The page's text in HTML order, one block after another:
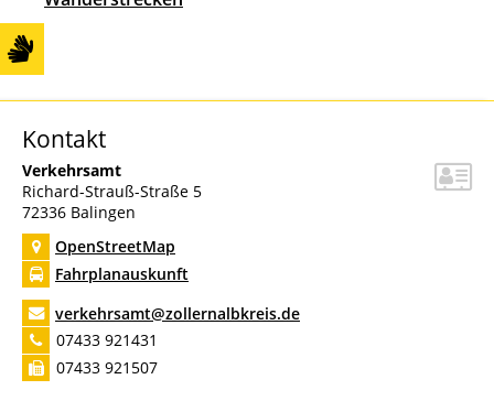
Kontakt
Verkehrsamt
Richard-Strauß-Straße 5
72336 Balingen
OpenStreetMap
Fahrplanauskunft
verkehrsamt@zollernalbkreis.de
07433 921431
07433 921507